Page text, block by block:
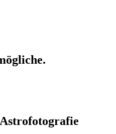
Astrofotografie